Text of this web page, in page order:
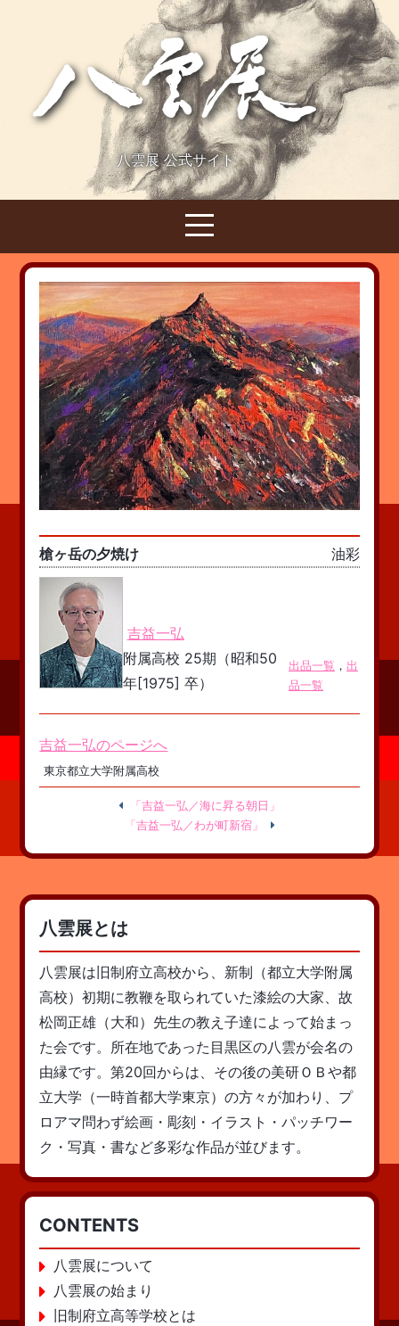
八雲展 公式サイト
槍ヶ岳の夕焼け 油彩
吉益一弘
附属高校 25期（昭和50
年[1975] 卒）
出品一覧 ， 出
品一覧
吉益一弘のページへ
東京都立大学附属高校
「吉益一弘／海に昇る朝日」
「吉益一弘／わが町新宿」
八雲展とは
八雲展は旧制府立高校から、新制（都立大学附属
高校）初期に教鞭を取られていた漆絵の大家、故
松岡正雄（大和）先生の教え子達によって始まっ
た会です。所在地であった目黒区の八雲が会名の
由縁です。第20回からは、その後の美研ＯＢや都
立大学（一時首都大学東京）の方々が加わり、プ
ロアマ問わず絵画・彫刻・イラスト・パッチワー
ク・写真・書など多彩な作品が並びます。
CONTENTS
八雲展について
八雲展の始まり
旧制府立高等学校とは